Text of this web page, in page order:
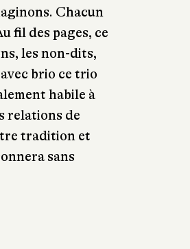
Chacun
fil des pages, ce
les non-dits,
brio ce trio
habile à
relations de
tradition et
sans